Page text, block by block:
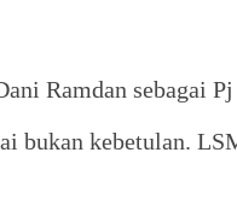
Ramdan sebagai
kebetulan.